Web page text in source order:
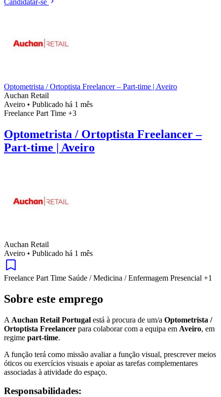
Candidatar-se
Optometrista / Ortoptista Freelancer – Part-time | Aveiro
Auchan Retail
Aveiro • Publicado há 1 mês
Freelance Part Time +3
Optometrista / Ortoptista Freelancer –
Part-time | Aveiro
Auchan Retail
Aveiro • Publicado há 1 mês
Freelance Part Time Saúde / Medicina / Enfermagem Presencial +1
Sobre este emprego
A Auchan Retail Portugal está à procura de um/a Optometrista /
Ortoptista Freelancer para colaborar com a equipa em Aveiro, em
regime part-time.
A função terá como missão avaliar a função visual, prescrever meios
óticos ou exercícios visuais e apoiar as tarefas complementares
associadas à atividade do espaço.
Responsabilidades: